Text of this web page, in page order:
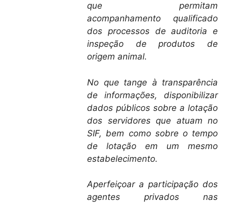
que permitam
acompanhamento qualificado
dos processos de auditoria e
inspeção de produtos de
origem animal.
No que tange à transparência
de informações, disponibilizar
dados públicos sobre a lotação
dos servidores que atuam no
SIF, bem como sobre o tempo
de lotação em um mesmo
estabelecimento.
Aperfeiçoar a participação dos
agentes privados nas